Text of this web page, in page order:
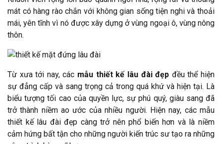
mát có hàng rào chắn với không gian sống tiện nghi và thoải
mái, yên tĩnh vì nó được xây dựng ở vùng ngoại ô, vùng nông
thôn.
Từ xưa tới nay, các mẫu thiết kế lâu đài đẹp đều thể hiện
sự đẳng cấp và sang trọng cả trong quá khứ và hiện tại. Là
biểu tượng tối cao của quyền lực, sự phú quý, giàu sang đã
trở thành niềm ao ước của nhiều người. Hiện nay, các mẫu
thiết kế lâu đài đẹp càng trở nên phổ biến hơn và là niềm
cảm hứng bất tận cho những người kiến trúc sư tạo ra những